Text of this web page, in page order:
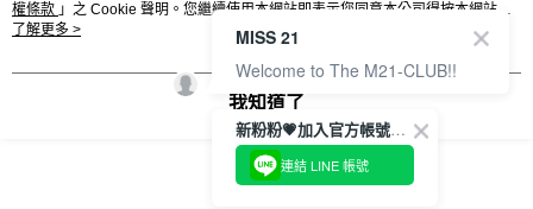
權條款 」之 Cookie 聲明。您繼續使用本網站即表示您同意本公司得按本網站使
用條款之 Cookie 聲明使用 cookie。
了解更多 >
我知道了
新粉粉💗加入官方帳號綁定會員成功拿✨$100優惠券✨
連結 LINE 帳號
MISS 21
Welcome to The M21-CLUB!!